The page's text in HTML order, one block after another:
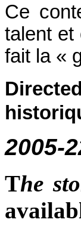
Ce
talent et
fait la «
2005-
The